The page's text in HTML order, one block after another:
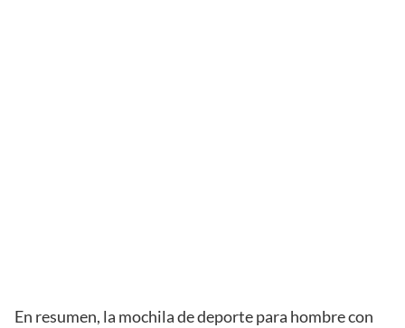
En resumen, la mochila de deporte para hombre con